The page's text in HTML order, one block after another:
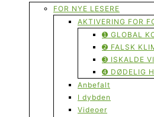
FOR NYE LESERE
AKTIVERING FOR
➊ GLOBAL
➋ FALSK
➌ ISKALDE
➍ DØDELIG
Anbefalt
I dybden
Videoer